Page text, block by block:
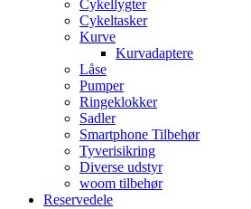
Cykellygter
Cykeltasker
Kurve
Kurvadaptere
Låse
Pumper
Ringeklokker
Sadler
Smartphone Tilbehør
Tyverisikring
Diverse udstyr
woom tilbehør
Reservedele